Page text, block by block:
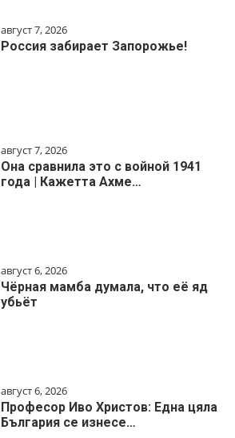
август 7, 2026
Россия забирает Запорожье!
август 7, 2026
Она сравнила это с войной 1941
года | Кажетта Ахме…
август 6, 2026
Чёрная мамба думала, что её яд
убьёт
август 6, 2026
Професор Иво Христов: Една цяла
България се изнесе…